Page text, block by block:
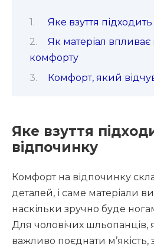
Яке взуття
Як матеріал впливає
комфорту
Комфорт, який
Яке взуття
відпочинку
Комфорт на відпочинку
деталей, і саме матеріали
наскільки зручно буде
Для чоловічих шльопанців,
важливо поєднати м’якість,